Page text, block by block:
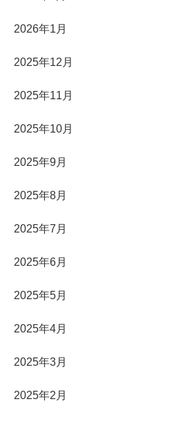
2026年1月
2025年12月
2025年11月
2025年10月
2025年9月
2025年8月
2025年7月
2025年6月
2025年5月
2025年4月
2025年3月
2025年2月